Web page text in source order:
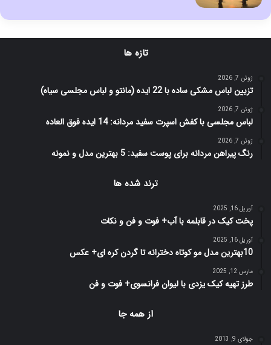
تازه ها
ژوئن 7, 2026
تزیین لباس مشکی ساده با 22 ایده (مانتو و لباس مجلسی سیاه)
ژوئن 7, 2026
لباس مجلسی با کفش اسپرت سفید مردانه: 14 ایده فوق العاده
ژوئن 7, 2026
رنگ پیراهن مردانه برای پوست سفید: 5 بهترین مدل و نمونه
ترند شده ها
آوریل 16, 2025
پخت کیک در قابلمه با آب+ فوت و فن و نکات
آوریل 16, 2025
10بهترین مدل مو کوتاه دخترانه تا گردن کره ای+ عکس
مارس 12, 2025
طرز تهیه کیک یزدی با لیوان فرانسوی+ فوت و فن
از همه جا
جولای 9, 2013